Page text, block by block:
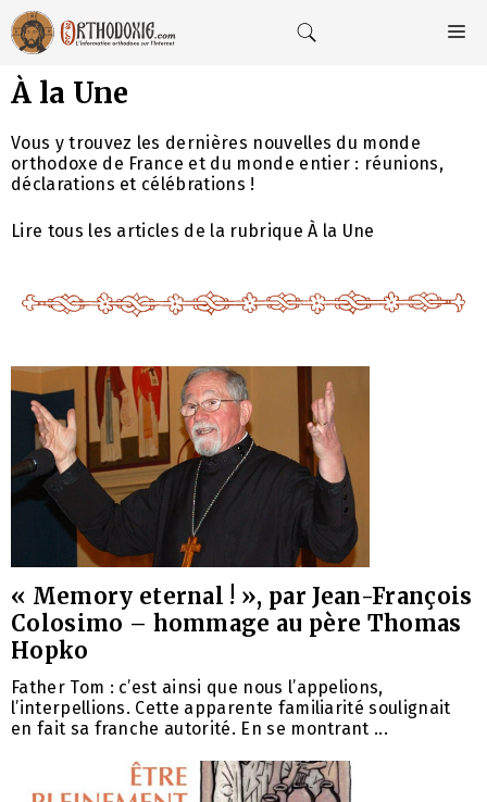
Aller
au
contenu
À la Une
Vous y trouvez les dernières nouvelles du monde
orthodoxe de France et du monde entier : réunions,
déclarations et célébrations !
Lire tous les articles de la rubrique À la Une
« Memory eternal ! », par Jean-François
Colosimo – hommage au père Thomas
Hopko
Father Tom : c’est ainsi que nous l’appelions,
l’interpellions. Cette apparente familiarité soulignait
en fait sa franche autorité. En se montrant ...